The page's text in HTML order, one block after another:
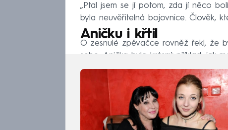
„Ptal jsem se jí potom, zda jí něco
byla neuvěřitelná bojovnice. Člověk,
Aničku i křtil
O zesnulé zpěvačce rovněž řekl, že
sebe. Anička byla krásný příklad, jak